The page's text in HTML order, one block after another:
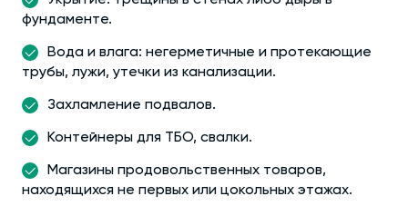
фундаменте.
Вода и влага: негерметичные и протекающие
трубы, лужи, утечки из канализации.
Захламление подвалов.
Контейнеры для ТБО, свалки.
Магазины продовольственных товаров,
находящихся не первых или цокольных этажах.